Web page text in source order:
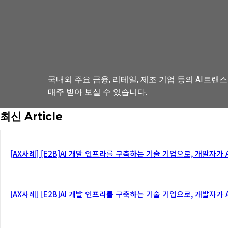
국내외 주요 금융, 리테일, 제조 기업 등의 AI트랜
매주 받아 보실 수 있습니다.
최신 Article
[AX사례] [E2B]AI 개발 인프라를 구축하는 기술 기업으로, 개발자
[AX사례] [E2B]AI 개발 인프라를 구축하는 기술 기업으로, 개발자